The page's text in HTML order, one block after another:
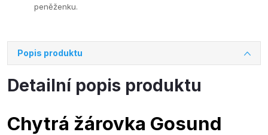
peněženku.
Popis produktu
Detailní popis produktu
Chytrá žárovka Gosund